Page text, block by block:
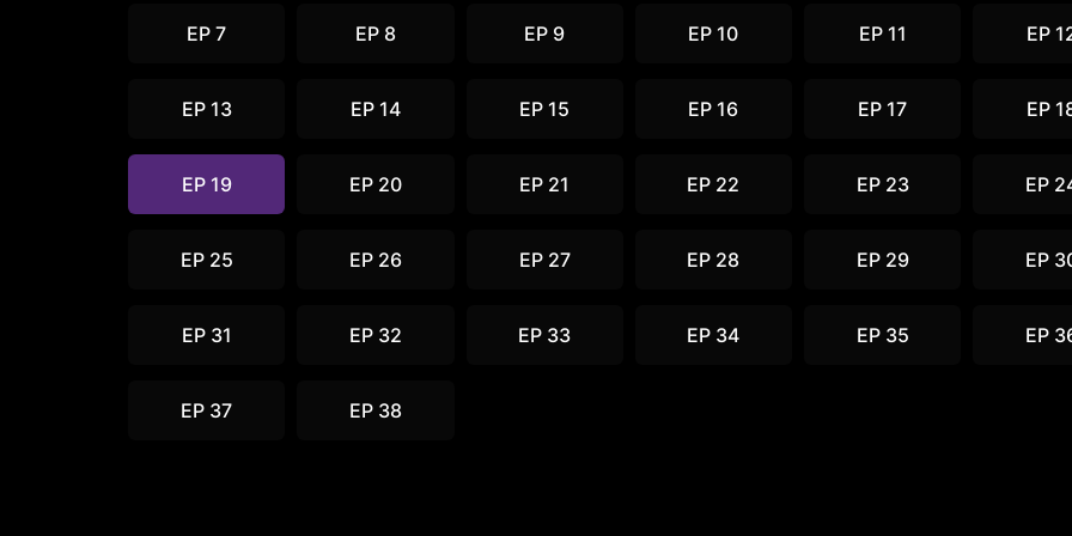
EP 7 EP 8 EP 9 EP 10 EP 11 EP
EP 13 EP 14 EP 15 EP 16 EP 17 EP
EP 19 EP 20 EP 21 EP 22 EP 23 EP
EP 25 EP 26 EP 27 EP 28 EP 29 EP
EP 31 EP 32 EP 33 EP 34 EP 35 EP
EP 37 EP 38